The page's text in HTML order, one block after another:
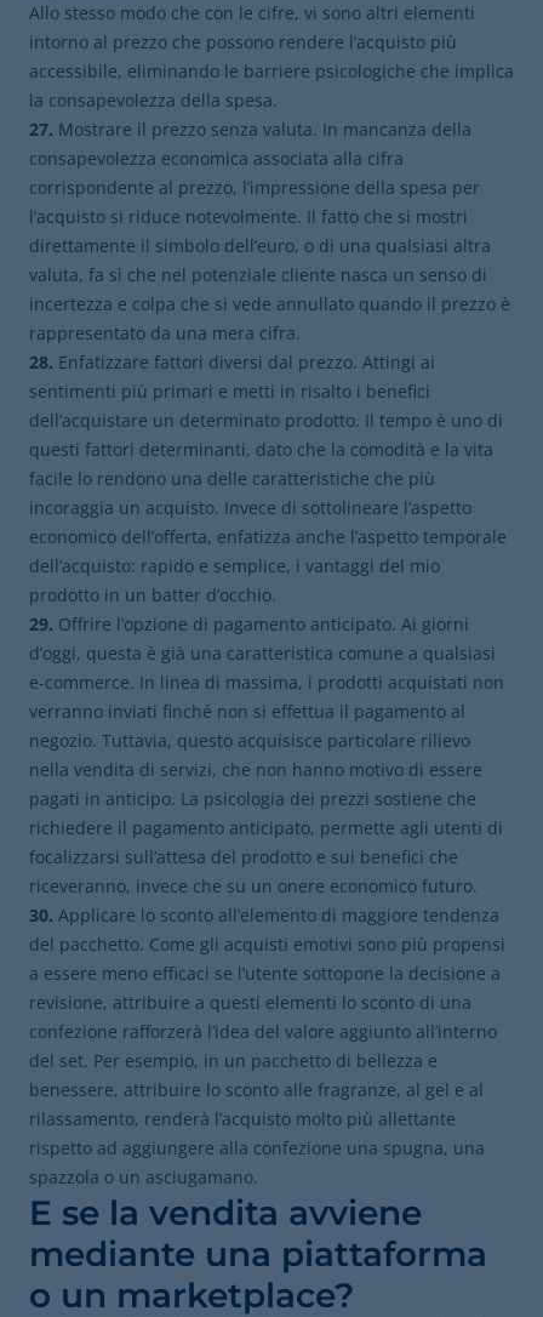
Allo stesso modo che con le cifre, vi sono altri elementi
intorno al prezzo che possono rendere l’acquisto più
accessibile, eliminando le barriere psicologiche che implica
la consapevolezza della spesa.
27. Mostrare il prezzo senza valuta. In mancanza della
consapevolezza economica associata alla cifra
corrispondente al prezzo, l’impressione della spesa per
l’acquisto si riduce notevolmente. Il fatto che si mostri
direttamente il simbolo dell’euro, o di una qualsiasi altra
valuta, fa sì che nel potenziale cliente nasca un senso di
incertezza e colpa che si vede annullato quando il prezzo è
rappresentato da una mera cifra.
28. Enfatizzare fattori diversi dal prezzo. Attingi ai
sentimenti più primari e metti in risalto i benefici
dell’acquistare un determinato prodotto. Il tempo è uno di
questi fattori determinanti, dato che la comodità e la vita
facile lo rendono una delle caratteristiche che più
incoraggia un acquisto. Invece di sottolineare l’aspetto
economico dell’offerta, enfatizza anche l’aspetto temporale
dell’acquisto: rapido e semplice, i vantaggi del mio
prodotto in un batter d’occhio.
29. Offrire l’opzione di pagamento anticipato. Ai giorni
d’oggi, questa è già una caratteristica comune a qualsiasi
e-commerce. In linea di massima, i prodotti acquistati non
verranno inviati finché non si effettua il pagamento al
negozio. Tuttavia, questo acquisisce particolare rilievo
nella vendita di servizi, che non hanno motivo di essere
pagati in anticipo. La psicologia dei prezzi sostiene che
richiedere il pagamento anticipato, permette agli utenti di
focalizzarsi sull’attesa del prodotto e sui benefici che
riceveranno, invece che su un onere economico futuro.
30. Applicare lo sconto all’elemento di maggiore tendenza
del pacchetto. Come gli acquisti emotivi sono più propensi
a essere meno efficaci se l’utente sottopone la decisione a
revisione, attribuire a questi elementi lo sconto di una
confezione rafforzerà l’idea del valore aggiunto all’interno
del set. Per esempio, in un pacchetto di bellezza e
benessere, attribuire lo sconto alle fragranze, al gel e al
rilassamento, renderà l’acquisto molto più allettante
rispetto ad aggiungere alla confezione una spugna, una
spazzola o un asciugamano.
E se la vendita avviene
mediante una piattaforma
o un marketplace?